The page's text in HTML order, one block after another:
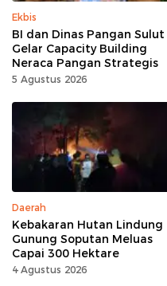
Ekbis
BI dan Dinas Pangan Sulut
Gelar Capacity Building
Neraca Pangan Strategis
5 Agustus 2026
Daerah
Kebakaran Hutan Lindung
Gunung Soputan Meluas
Capai 300 Hektare
4 Agustus 2026